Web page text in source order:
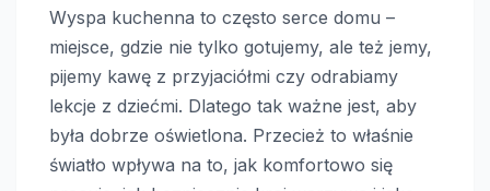
Wyspa kuchenna to często serce domu –
miejsce, gdzie nie tylko gotujemy, ale też jemy,
pijemy kawę z przyjaciółmi czy odrabiamy
lekcje z dziećmi. Dlatego tak ważne jest, aby
była dobrze oświetlona. Przecież to właśnie
światło wpływa na to, jak komfortowo się